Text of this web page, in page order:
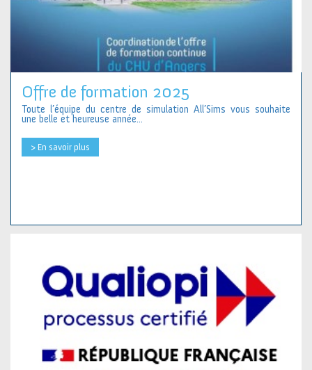
Offre de formation 2025
Toute l’équipe du centre de simulation All’Sims vous souhaite
une belle et heureuse année...
> En savoir plus